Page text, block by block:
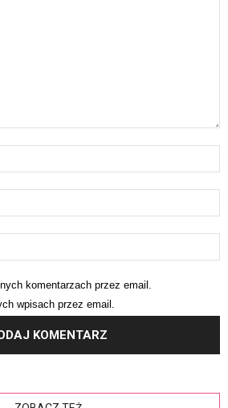
komentarzach przez email.
wpisach przez email.